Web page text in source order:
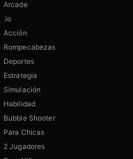
Arcade
.io
Acción
Rompecabezas
Deportes
Estrategia
Simulación
Habilidad
Bubble Shooter
Para Chicas
2 Jugadores